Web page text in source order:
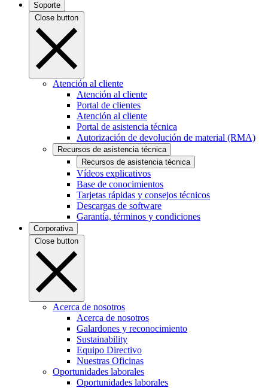
Soporte
Close button
Atención al cliente
Atención al cliente
Portal de clientes
Atención al cliente
Portal de asistencia técnica
Autorización de devolución de material (RMA)
Recursos de asistencia técnica
Recursos de asistencia técnica
Vídeos explicativos
Base de conocimientos
Tarjetas rápidas y consejos técnicos
Descargas de software
Garantía, términos y condiciones
Corporativa
Close button
Acerca de nosotros
Acerca de nosotros
Galardones y reconocimiento
Sustainability
Equipo Directivo
Nuestras Oficinas
Oportunidades laborales
Oportunidades laborales